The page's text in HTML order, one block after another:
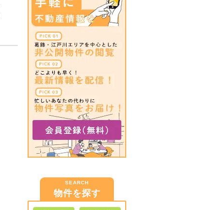
SEARCH
物件を探す